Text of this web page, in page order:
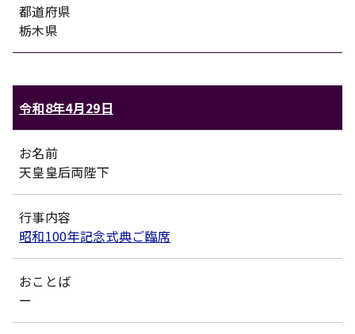
都道府県
栃木県
令和8年4月29日
お名前
天皇皇后両陛下
行事内容
昭和100年記念式典ご臨席
おことば
ー